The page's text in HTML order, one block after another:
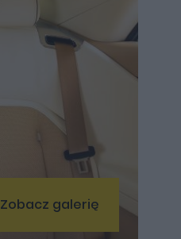
Zobacz galerię